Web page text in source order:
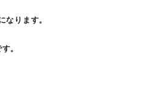
なります。
。